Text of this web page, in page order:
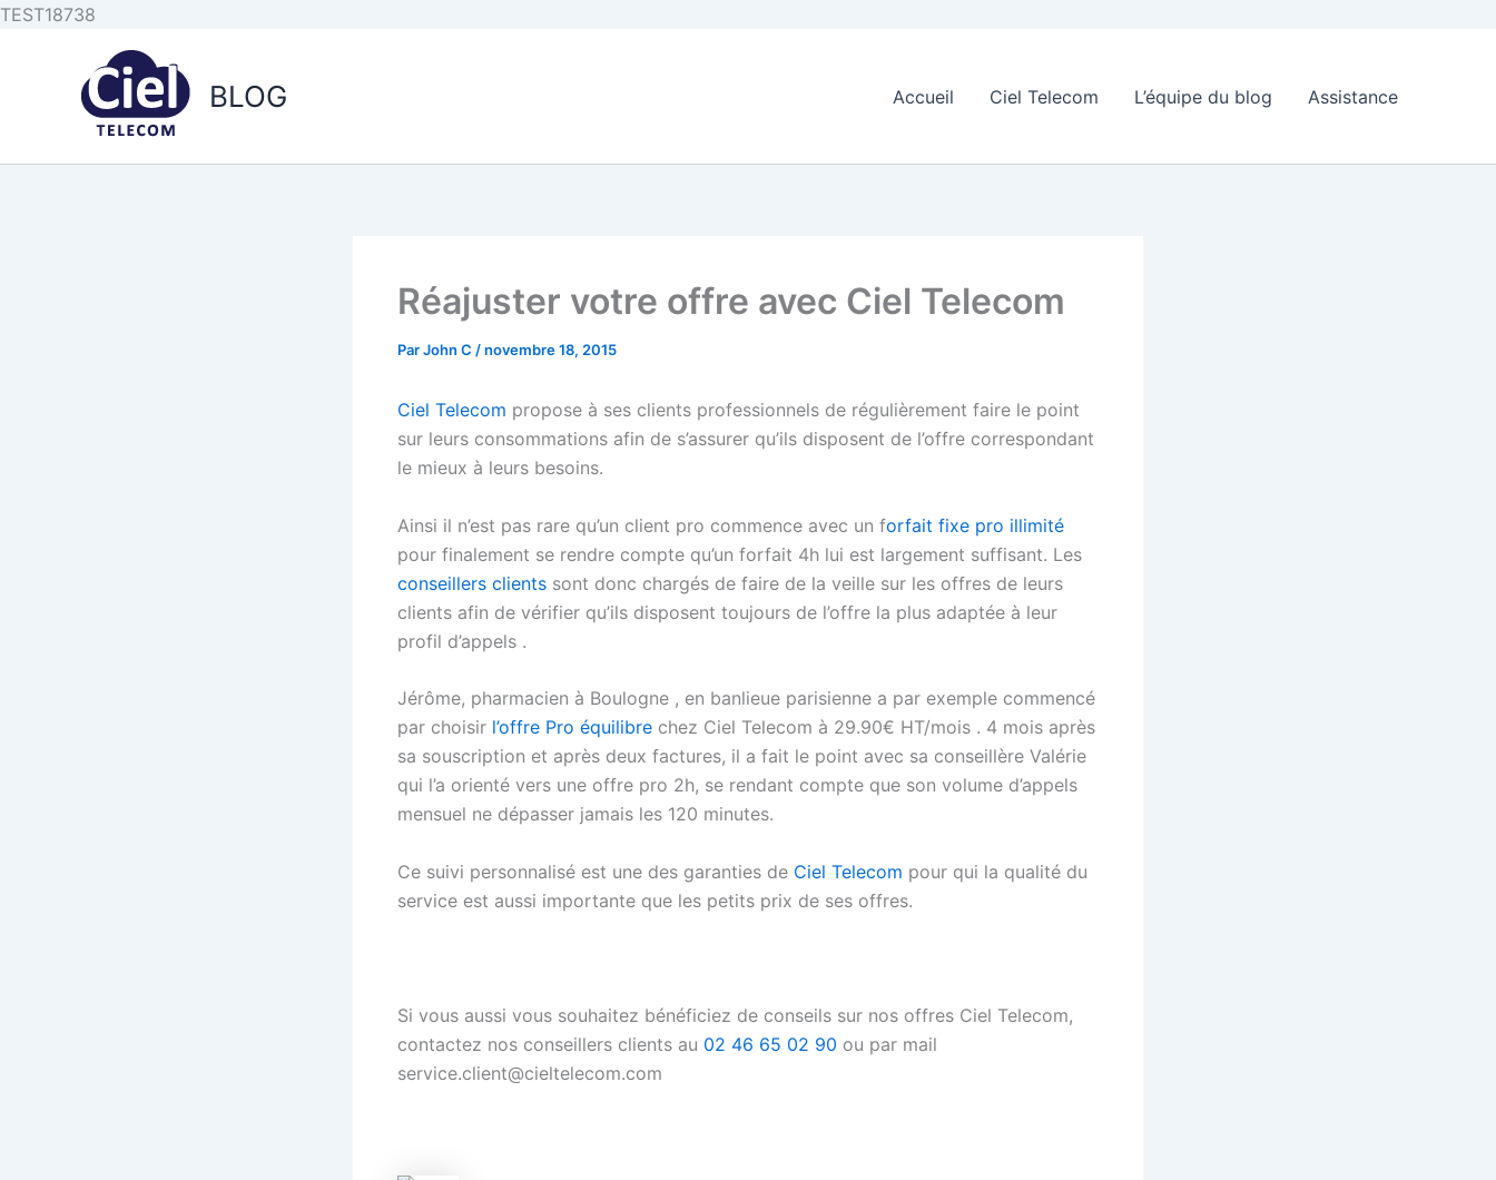
TEST18738
contenu
Aller
BLOG Accueil Ciel Telecom L’équipe du blog Assistance
Réajuster votre offre avec Ciel Telecom
ParJohn C /novembre 18, 2015
Ciel Telecom propose à ses clients professionnels de régulièrement faire le point
sur leurs consommations afin de s’assurer qu’ils disposent de l’offre correspondant
le mieux à leurs besoins.
Ainsi il n’est pas rare qu’un client pro commence avec un forfait fixe pro illimité
pour finalement se rendre compte qu’un forfait 4h lui est largement suffisant. Les
conseillers clients sont donc chargés de faire de la veille sur les offres de leurs
clients afin de vérifier qu’ils disposent toujours de l’offre la plus adaptée à leur
profil d’appels .
Jérôme, pharmacien à Boulogne , en banlieue parisienne a par exemple commencé
par choisir l’offre Pro équilibre chez Ciel Telecom à 29.90€ HT/mois . 4 mois après
sa souscription et après deux factures, il a fait le point avec sa conseillère Valérie
qui l’a orienté vers une offre pro 2h, se rendant compte que son volume d’appels
mensuel ne dépasser jamais les 120 minutes.
Ce suivi personnalisé est une des garanties de Ciel Telecom pour qui la qualité du
service est aussi importante que les petits prix de ses offres.
Si vous aussi vous souhaitez bénéficiez de conseils sur nos offres Ciel Telecom,
contactez nos conseillers clients au 02 46 65 02 90 ou par mail
service.client@cieltelecom.com